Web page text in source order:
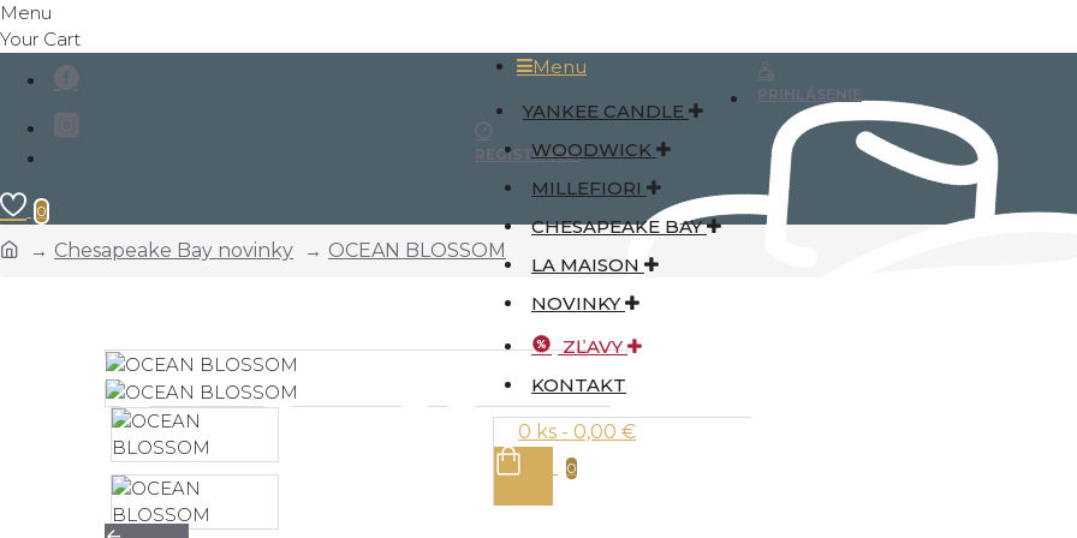
Menu
Your Cart
Menu
YANKEE CANDLE
WOODWICK
MILLEFIORI
CHESAPEAKE BAY
LA MAISON
NOVINKY
ZĽAVY
KONTAKT
0 ks - 0,00 €
0
PRIHLÁSENIE
REGISTRÁCIA
0
Chesapeake Bay novinky OCEAN BLOSSOM